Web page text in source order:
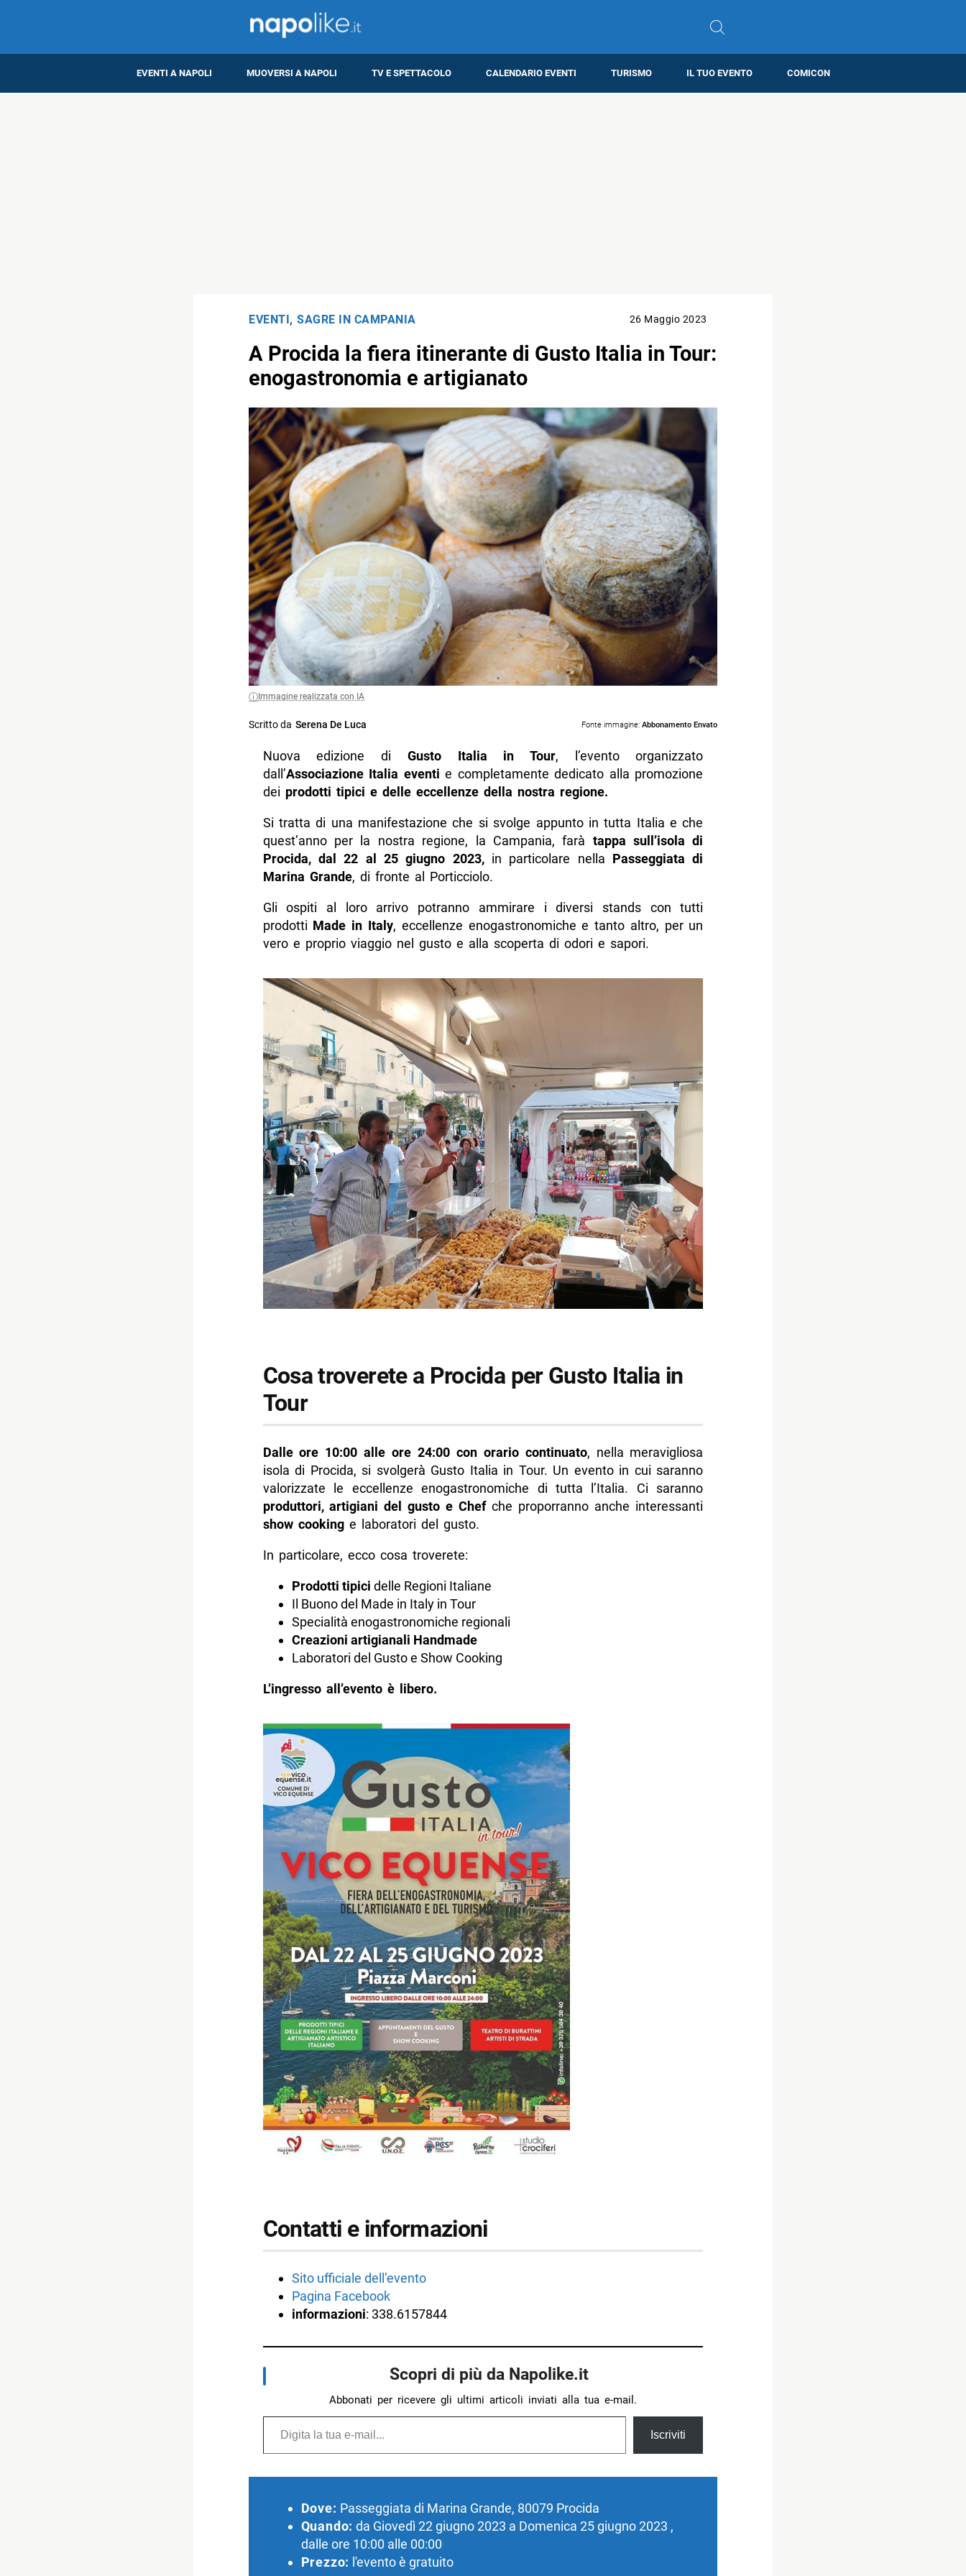
EVENTI A NAPOLI MUOVERSI A NAPOLI TV E SPETTACOLO CALENDARIO EVENTI TURISMO IL TUO EVENTO COMICON
EVENTI , SAGRE IN CAMPANIA 26 Maggio 2023
A Procida la fiera itinerante di Gusto Italia in Tour:
enogastronomia e artigianato
Immagine realizzata con IA
Scritto da Serena De Luca Fonte immagine: Abbonamento Envato
Nuova edizione di Gusto Italia in Tour, l’evento organizzato
dall’Associazione Italia eventi e completamente dedicato alla promozione
dei prodotti tipici e delle eccellenze della nostra regione.
Si tratta di una manifestazione che si svolge appunto in tutta Italia e che
quest’anno per la nostra regione, la Campania, farà tappa sull’isola di
Procida, dal 22 al 25 giugno 2023,in particolare nella Passeggiata di
Marina Grande, di fronte al Porticciolo.
Gli ospiti al loro arrivo potranno ammirare i diversi stands con tutti
prodotti Made in Italy, eccellenze enogastronomiche e tanto altro, per un
vero e proprio viaggio nel gusto e alla scoperta di odori e sapori.
Cosa troverete a Procida per Gusto Italia in
Tour
Dalle ore 10:00 alle ore 24:00 con orario continuato, nella meravigliosa
isola di Procida, si svolgerà Gusto Italia in Tour. Un evento in cui saranno
valorizzate le eccellenze enogastronomiche di tutta l’Italia. Ci saranno
produttori, artigiani del gusto e Chefche proporranno anche interessanti
show cookinge laboratori del gusto.
In particolare, ecco cosa troverete:
Prodotti tipici delle Regioni Italiane
Il Buono del Made in Italy in Tour
Specialità enogastronomiche regionali
Creazioni artigianali Handmade
Laboratori del Gusto e Show Cooking
L’ingresso all’evento è libero.
Contatti e informazioni
Sito ufficiale dell’evento
Pagina Facebook
informazioni: 338.6157844
Scopri di più da Napolike.it
Abbonati per ricevere gli ultimi articoli inviati alla tua e-mail.
Digita la tua e-mail...
Iscriviti
Dove: Passeggiata di Marina Grande, 80079 Procida
Quando: da Giovedì 22 giugno 2023 a Domenica 25 giugno 2023 ,
dalle ore 10:00 alle 00:00
Prezzo: l'evento è gratuito